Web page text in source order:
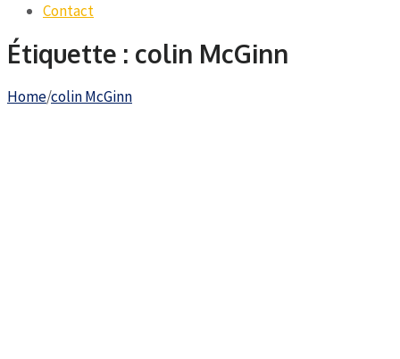
Contact
Étiquette : colin McGinn
Home/colin McGinn